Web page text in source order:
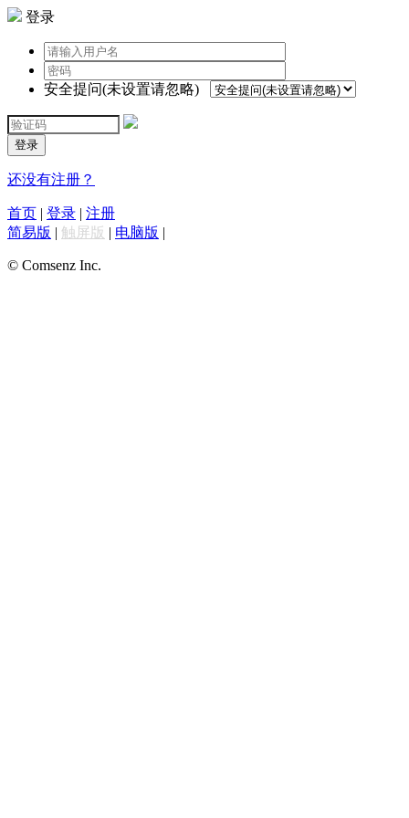
登录
安全提问(未设置请忽略)
登录
还没有注册？
首页 | 登录 | 注册
简易版 | 触屏版 | 电脑版 |
© Comsenz Inc.